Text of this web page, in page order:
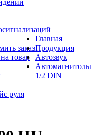
заказ
товар
Главная
Продукция
Автозвук
Автомагнитолы
1/2 DIN